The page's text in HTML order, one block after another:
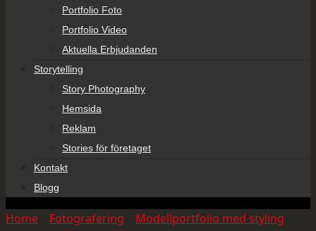
Portfolio Foto
Portfolio Video
Aktuella Erbjudanden
Storytelling
Story Photography
Hemsida
Reklam
Stories för företaget
Kontakt
Blogg
Home Fotografering Modellportfolio med styling